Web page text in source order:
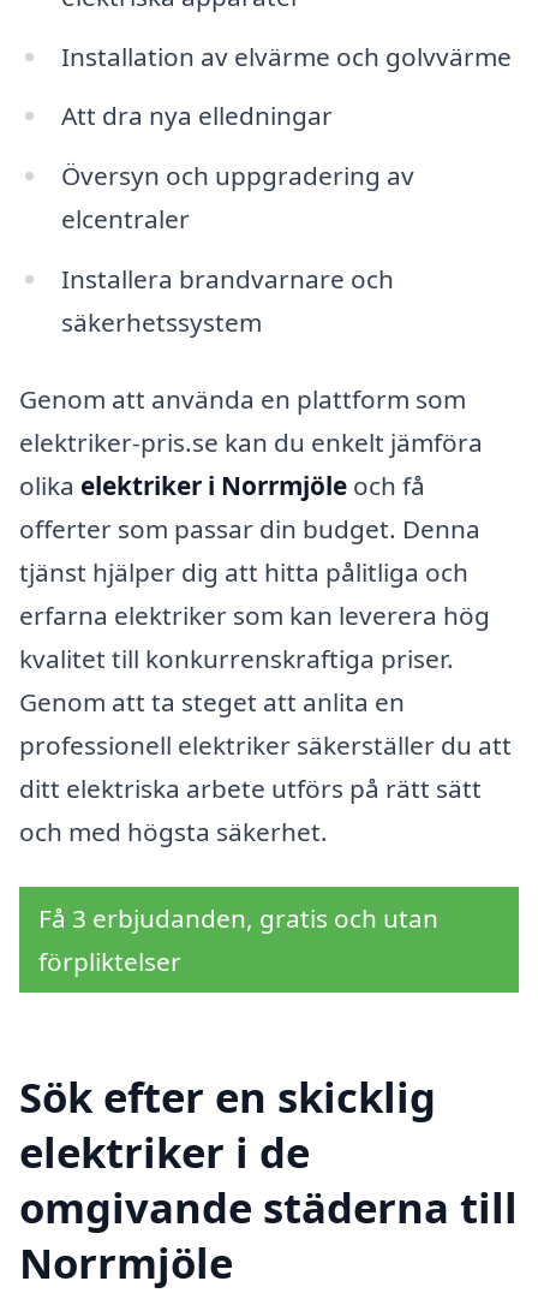
Installation av elvärme och golvvärme
Att dra nya elledningar
Översyn och uppgradering av
elcentraler
Installera brandvarnare och
säkerhetssystem
Genom att använda en plattform som
elektriker-pris.se kan du enkelt jämföra
olika elektriker i Norrmjöle och få
offerter som passar din budget. Denna
tjänst hjälper dig att hitta pålitliga och
erfarna elektriker som kan leverera hög
kvalitet till konkurrenskraftiga priser.
Genom att ta steget att anlita en
professionell elektriker säkerställer du att
ditt elektriska arbete utförs på rätt sätt
och med högsta säkerhet.
Få 3 erbjudanden, gratis och utan
förpliktelser
Sök efter en skicklig
elektriker i de
omgivande städerna till
Norrmjöle